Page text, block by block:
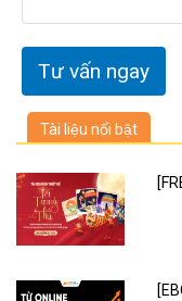
Tài liệu nổi bật